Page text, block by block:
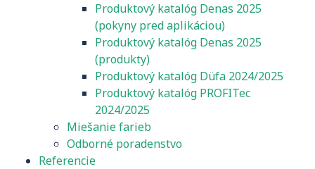
Produktový katalóg Denas 2025
(pokyny pred aplikáciou)
Produktový katalóg Denas 2025
(produkty)
Produktový katalóg Düfa 2024/2025
Produktový katalóg PROFITec
2024/2025
Miešanie farieb
Odborné poradenstvo
Referencie